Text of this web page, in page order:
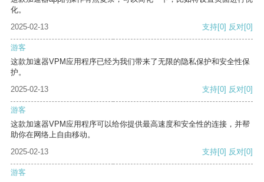
化。
2025-02-13
支持[0] 反对[0]
游客
这款加速器VPM应用程序已经为我们带来了无限的隐私保护和安全性保
护。
2025-02-13
支持[0] 反对[0]
游客
这款加速器VPM应用程序可以给你提供最高速度和安全性的连接，并帮
助你在网络上自由移动。
2025-02-13
支持[0] 反对[0]
游客